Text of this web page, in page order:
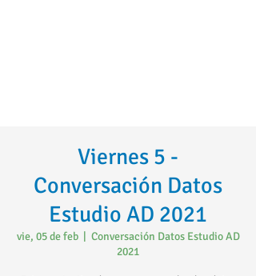
Viernes 5 -
Conversación Datos
Estudio AD 2021
vie, 05 de feb
  |
Conversación Datos Estudio AD
2021